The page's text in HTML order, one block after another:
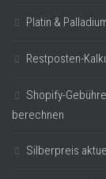
Platin &
Restposten-
Shopify-
berechnen
Silberpreis